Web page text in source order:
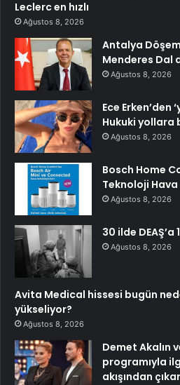
Leclerc en hızlı
Ağustos 8, 2026
Antalya
Menderes Dal
Ağustos 8, 2026
Ece Erken’den
Hukuki yollara
Ağustos 8, 2026
Bosch Home
Teknoloji
Ağustos 8, 2026
30 ilde DEAŞ’a
Ağustos 8, 2026
Avita Medical hissesi bugün
yükseliyor?
Ağustos 8, 2026
Demet Akalın
programıyla
akışından